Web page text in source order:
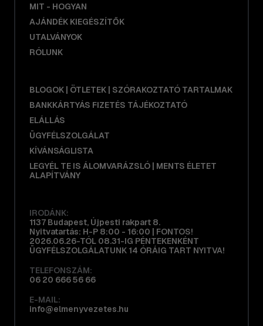
MIT - HOGYAN
AJÁNDÉK KIEGÉSZÍTŐK
UTALVÁNYOK
RÓLUNK
BLOGOK | ÖTLETEK | SZÓRAKOZTATÓ TARTALMAK
BANKKÁRTYÁS FIZETÉS TÁJÉKOZTATÓ
ELÁLLÁS
ÜGYFÉLSZOLGÁLAT
KÍVÁNSÁGLISTA
LEGYÉL TE IS ÁLOMVARÁZSLÓ | MENTS ÉLETET
ALAPÍTVÁNY
IRODÁNK:
1137 Budapest, Újpesti rakpart 8.
Nyitvatartás: H-P 8:00 - 16:00 | FONTOS!
2026.06.26-TÓL 08.31-IG PÉNTEKENKÉNT
ÜGYFÉLSZOLGÁLATUNK 14 ÓRÁIG TART NYITVA!
TELEFONSZÁM:
06 20 666 56 66
E-MAIL:
info@elmenyvezetes.hu